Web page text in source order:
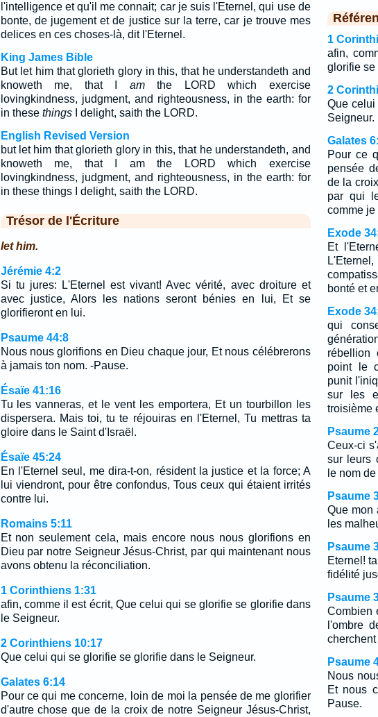
l'intelligence et qu'il me connait; car je suis l'Eternel, qui use de
bonte, de jugement et de justice sur la terre, car je trouve mes
delices en ces choses-là, dit l'Eternel.
King James Bible
But let him that glorieth glory in this, that he understandeth and
knoweth me, that I amthe LORD which exercise
lovingkindness, judgment, and righteousness, in the earth: for
in these thingsI delight, saith the LORD.
English Revised Version
but let him that glorieth glory in this, that he understandeth, and
knoweth me, that I am the LORD which exercise
lovingkindness, judgment, and righteousness, in the earth: for
in these things I delight, saith the LORD.
Trésor de l'Écriture
let him.
Jérémie 4:2
Si tu jures: L'Eternel est vivant! Avec vérité, avec droiture et
avec justice, Alors les nations seront bénies en lui, Et se
glorifieront en lui.
Psaume 44:8
Nous nous glorifions en Dieu chaque jour, Et nous célébrerons
à jamais ton nom. -Pause.
Ésaïe 41:16
Tu les vanneras, et le vent les emportera, Et un tourbillon les
dispersera. Mais toi, tu te réjouiras en l'Eternel, Tu mettras ta
gloire dans le Saint d'Israël.
Ésaïe 45:24
En l'Eternel seul, me dira-t-on, résident la justice et la force; A
lui viendront, pour être confondus, Tous ceux qui étaient irrités
contre lui.
Romains 5:11
Et non seulement cela, mais encore nous nous glorifions en
Dieu par notre Seigneur Jésus-Christ, par qui maintenant nous
avons obtenu la réconciliation.
1 Corinthiens 1:31
afin, comme il est écrit, Que celui qui se glorifie se glorifie dans
le Seigneur.
2 Corinthiens 10:17
Que celui qui se glorifie se glorifie dans le Seigneur.
Galates 6:14
Pour ce qui me concerne, loin de moi la pensée de me glorifier
d'autre chose que de la croix de notre Seigneur Jésus-Christ,
1
afin,
glorifie se
2
Que
Seigneur.
Galates
Pour ce
pensée
de la
par qui
comme je
Exode
Et
bonté et
Exode
qui
point le
punit
sur les
troisième
Psaume
Ceux-ci
sur leurs
le nom
Psaume
Que mon
les
Psaume
Eternel!
fidélité
Psaume
Combien
l'ombre
Psaume
Nous
Et nous
Pause.